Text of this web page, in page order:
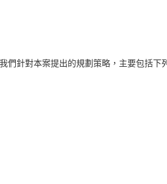
針對本案提出的規劃策略，主要包括下